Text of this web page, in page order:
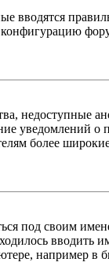
вводятся
недоступные
уведомлений
более
под своим
вводить
например в